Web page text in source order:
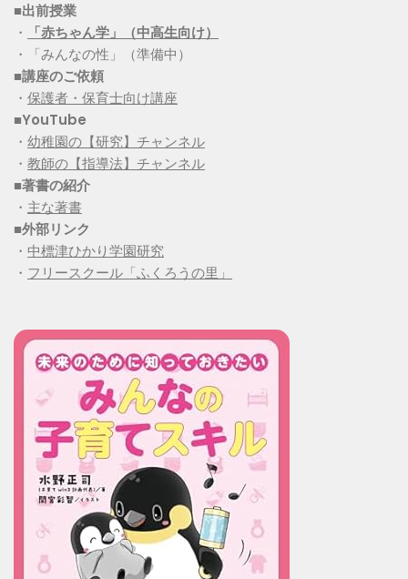
■出前授業
・
「赤ちゃん学」（中高生向け）
・「みんなの性」（準備中）
■講座のご依頼
・ 保護者・保育士向け講座
■YouTube
・ 幼稚園の【研究】チャンネル
・ 教師の【指導法】チャンネル
■著書の紹介
・ 主な著書
■外部リンク
・ 中標津ひかり学園研究
・ フリースクール「ふくろうの里」